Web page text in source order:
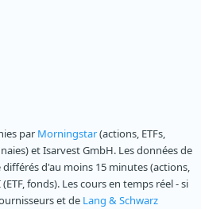
par Morningstar(actions, ETFs,
et Isarvest GmbH. Les données de
d'au moins 15 minutes (actions,
fonds). Les cours en temps réel - si
et de Lang & Schwarz